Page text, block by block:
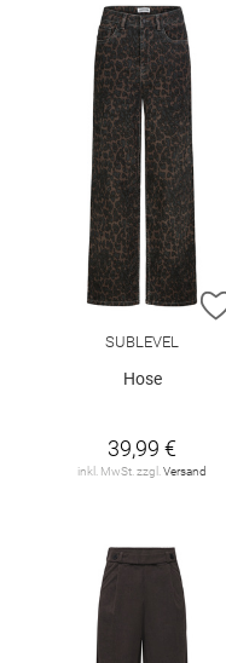
SUBLEVEL
Hose
39,99 €
inkl. MwSt. zzgl. Versand